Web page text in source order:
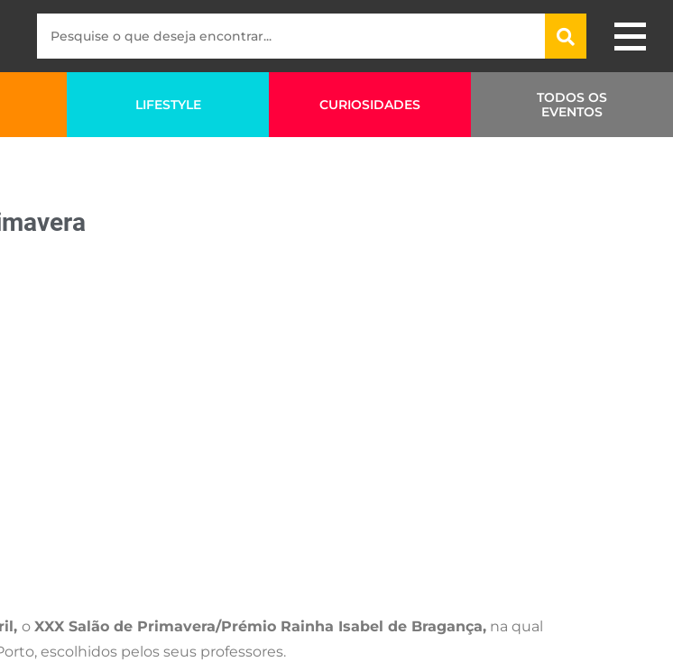
LIFESTYLE CURIOSIDADES
TODOS OS
EVENTOS
o XXX Salão de Primavera/Prémio Rainha Isabel de Bragança, na qual
escolhidos pelos seus professores.